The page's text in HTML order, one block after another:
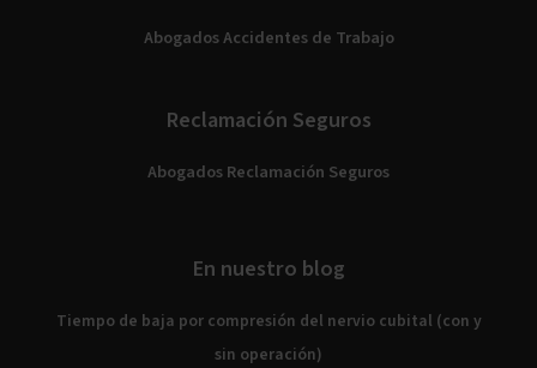
Abogados Accidentes de Trabajo
Reclamación Seguros
Abogados Reclamación Seguros
En nuestro blog
Tiempo de baja por compresión del nervio cubital (con y
sin operación)